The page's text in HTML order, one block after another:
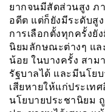
ยากจนมีสัดส่วนสูง ภ
อดีต แต่ก็ยังมีระดับสู
การเลือกตั้งทุกครั้งยั
นิยมลักษณะต่างๆ แล
น้อย ในบางครั้ง สาม
รัฐบาลได้ และมีนโย
เสียหายให้แก่ประเท
นโยบายประชานิยม